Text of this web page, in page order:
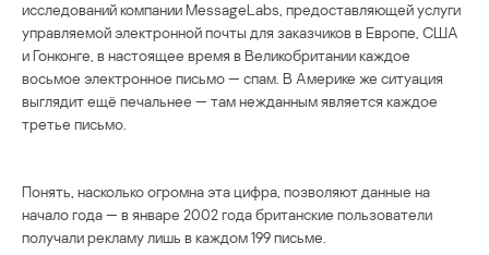
исследований компании MessageLabs, предоставляющей услуги
управляемой электронной почты для заказчиков в Европе, США
и Гонконге, в настоящее время в Великобритании каждое
восьмое электронное письмо — спам. В Америке же ситуация
выглядит ещё печальнее — там нежданным является каждое
третье письмо.
Понять, насколько огромна эта цифра, позволяют данные на
начало года — в январе 2002 года британские пользователи
получали рекламу лишь в каждом 199 письме.